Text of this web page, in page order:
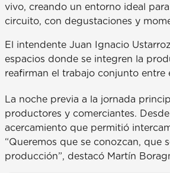
vivo, creando un entorno ideal
circuito, con degustaciones y
El intendente Juan Ignacio
espacios donde se integren la
reafirman el trabajo conjunto entre
La noche previa a la jornada
productores y comerciantes.
acercamiento que permitió
“Queremos que se conozcan, que
producción”, destacó Martín